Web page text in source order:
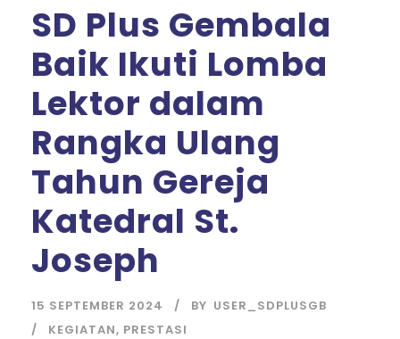
SD Plus Gembala
Baik Ikuti Lomba
Lektor dalam
Rangka Ulang
Tahun Gereja
Katedral St.
Joseph
15 SEPTEMBER 2024 BY USER_SDPLUSGB
KEGIATAN, PRESTASI